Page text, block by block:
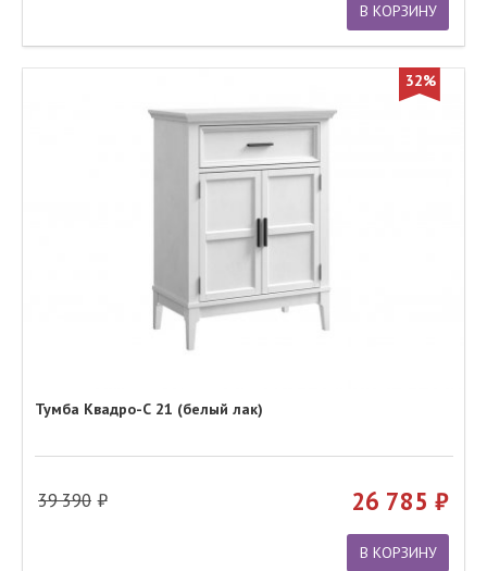
В КОРЗИНУ
32%
Тумба Квадро-С 21 (белый лак)
39 390 26 785
В КОРЗИНУ